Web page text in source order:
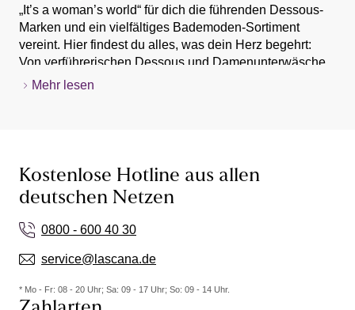
„It’s a woman’s world“ für dich die führenden Dessous-
Marken und ein vielfältiges Bademoden-Sortiment
vereint. Hier findest du alles, was dein Herz begehrt:
Von verführerischen Dessous und Damenunterwäsche,
bis hin zu Nachtmode, Bademode,
Online-Shop und lass dich von Dessous, Unterwäsche,
Bademode und Bikinis inspirieren - BH oder Bikini
kannst du zu Hause in Ruhe anprobieren.
Bademode & Bikinis online kaufen
Bei LASCANA findest du ganzjährig eine große
einen neuen Bikini für den Sommer kaufen möchtest
Mehr lesen
Kostenlose Hotline aus allen
deutschen Netzen
0800 - 600 40 30
service@lascana.de
* Mo - Fr: 08 - 20 Uhr; Sa: 09 - 17 Uhr; So: 09 - 14 Uhr.